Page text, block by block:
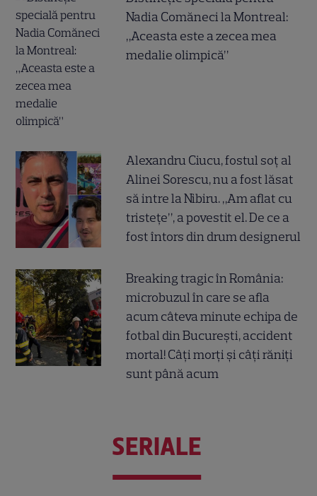
Nadia Comăneci la Montreal:
„Aceasta este a zecea mea
medalie olimpică”
Alexandru Ciucu, fostul soț al
Alinei Sorescu, nu a fost lăsat
să intre la Nibiru. „Am aflat cu
tristețe”, a povestit el. De ce a
fost întors din drum designerul
Breaking tragic în România:
microbuzul în care se afla
acum câteva minute echipa de
fotbal din București, accident
mortal! Câți morți și câți răniți
sunt până acum
SERIALE